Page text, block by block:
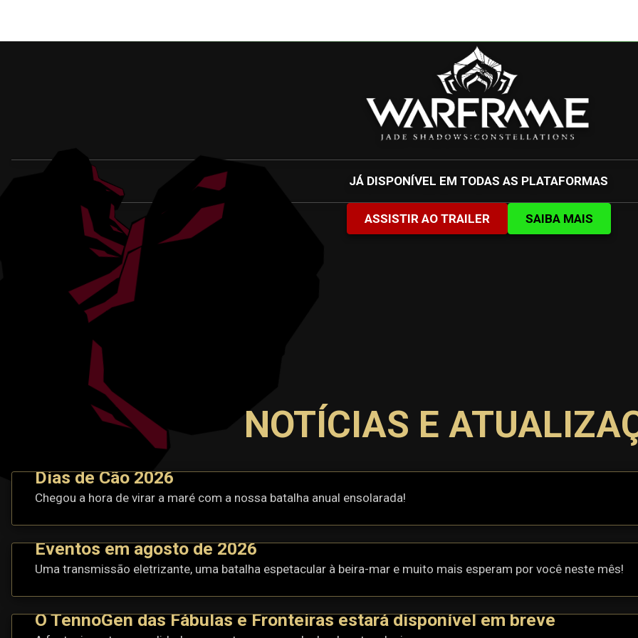
JÁ DISPONÍVEL EM TODAS AS PLATAFORMAS
ASSISTIR AO TRAILER SAIBA MAIS
NOTÍCIAS E
Dias de Cão 2026
Chegou a hora de virar a maré com a nossa batalha anual ensolarada!
Eventos em agosto de 2026
Uma transmissão eletrizante, uma batalha espetacular à beira-mar e muito mais esperam por você neste mês!
O TennoGen das Fábulas e Fronteiras estará disponível em breve